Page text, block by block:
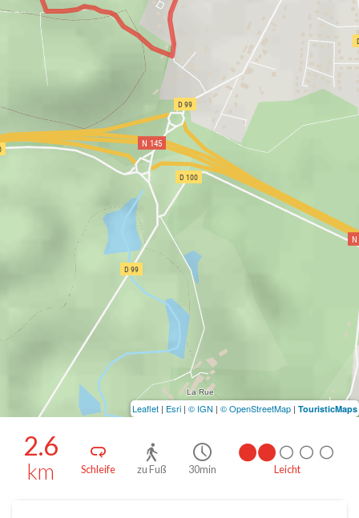
2.6
km Schleife zu Fuß 30min Leicht
Leaflet | Esri | © IGN | © OpenStreetMap | TouristicMaps